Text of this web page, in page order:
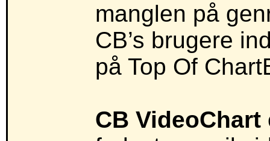
manglen på
CB’s brugere
på Top Of
CB VideoChart